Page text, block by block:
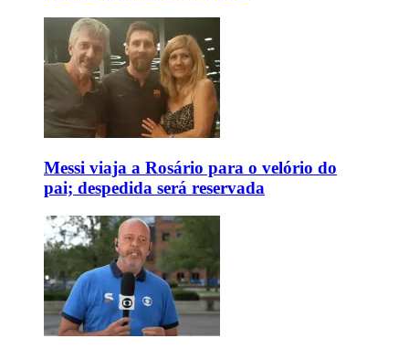
Messi viaja a Rosário para o velório do
pai; despedida será reservada